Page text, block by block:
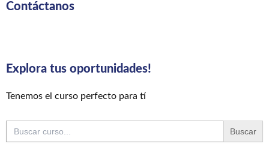
Contáctanos
Explora tus oportunidades!
Tenemos el curso perfecto para tí
Buscar: